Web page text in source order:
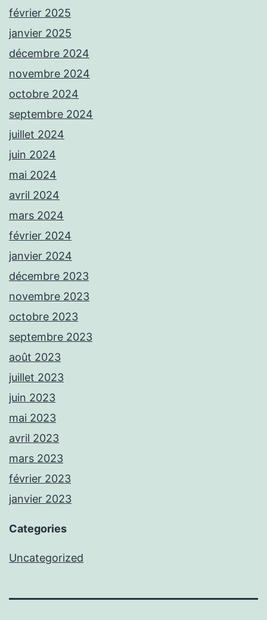
février 2025
janvier 2025
décembre 2024
novembre 2024
octobre 2024
septembre 2024
juillet 2024
juin 2024
mai 2024
avril 2024
mars 2024
février 2024
janvier 2024
décembre 2023
novembre 2023
octobre 2023
septembre 2023
août 2023
juillet 2023
juin 2023
mai 2023
avril 2023
mars 2023
février 2023
janvier 2023
Categories
Uncategorized